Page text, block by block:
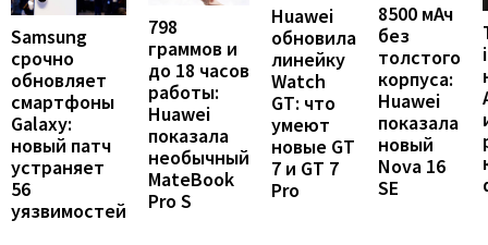
Samsung
срочно
обновляет
смартфоны
Galaxy:
новый патч
устраняет
56
уязвимостей
798
граммов и
до 18 часов
работы:
Huawei
показала
необычный
MateBook
Pro S
Huawei
обновила
линейку
Watch
GT: что
умеют
новые GT
7 и GT 7
Pro
8500 мАч
без
толстого
корпуса:
Huawei
показала
новый
Nova 16
SE